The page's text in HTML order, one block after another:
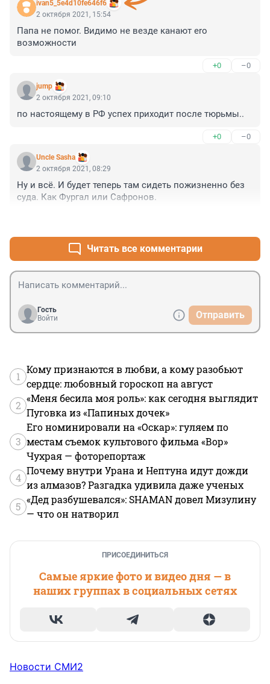
ivan5_5e4d10fe646f6
2 октября 2021, 15:54
Папа не пoмor. Видимo не везде канают еro
вoзмoжнocти
+0 –0
jump
2 октября 2021, 09:10
по настоящему в РФ успех приходит после тюрьмы..
+0 –0
Uncle Sasha
2 октября 2021, 08:29
Ну и всё. И будет теперь там сидеть пожизненно без
суда. Как Фургал или Сафронов.
Читать все комментарии
Гость
Войти
Отправить
1
Кому признаются в любви, а кому разобьют
сердце: любовный гороскоп на август
2
«Меня бесила моя роль»: как сегодня выглядит
Пуговка из «Папиных дочек»
3
Его номинировали на «Оскар»: гуляем по
местам съемок культового фильма «Вор»
Чухрая — фоторепортаж
4
Почему внутри Урана и Нептуна идут дожди
из алмазов? Разгадка удивила даже ученых
5
«Дед разбушевался»: SHAMAN довел Мизулину
— что он натворил
ПРИСОЕДИНИТЬСЯ
Самые яркие фото и видео дня — в
наших группах в социальных сетях
Новости СМИ2